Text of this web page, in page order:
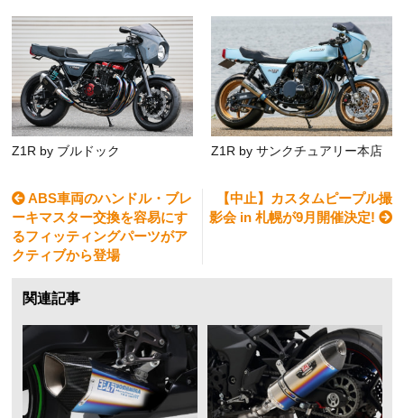
Z1R by ブルドック Z1R by サンクチュアリー本店
ABS車両のハンドル・ブレ
ーキマスター交換を容易にす
るフィッティングパーツがア
クティブから登場
【中止】カスタムピープル撮
影会 in 札幌が9月開催決定!
関連記事